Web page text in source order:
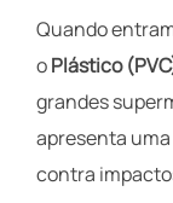
Quando
oPlástico
grandes
apresenta
contra